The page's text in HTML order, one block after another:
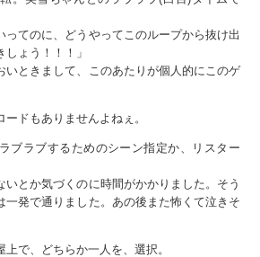
ってのに、どうやってこのループから抜け出
ょう！！！」
いときまして、このあたりが個人的にこのゲ
ドもありませんよねぇ。
ブラブするためのシーン指定か、リスター
いとか気づくのに時間がかかりました。そう
一発で通りました。あの後また怖くて泣きそ
で、どちらか一人を、選択。